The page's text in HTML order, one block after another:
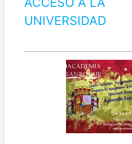
UNIVERSIDAD